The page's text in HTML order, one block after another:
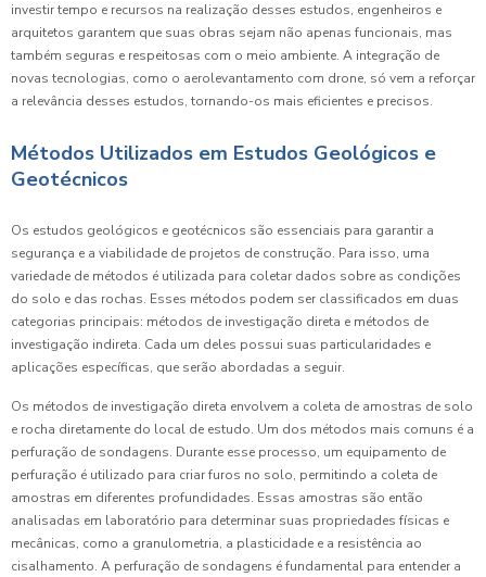
investir tempo e recursos na realização desses estudos, engenheiros e
arquitetos garantem que suas obras sejam não apenas funcionais, mas
também seguras e respeitosas com o meio ambiente. A integração de
novas tecnologias, como o aerolevantamento com drone, só vem a reforçar
a relevância desses estudos, tornando-os mais eficientes e precisos.
Métodos Utilizados em Estudos Geológicos e
Geotécnicos
Os estudos geológicos e geotécnicos são essenciais para garantir a
segurança e a viabilidade de projetos de construção. Para isso, uma
variedade de métodos é utilizada para coletar dados sobre as condições
do solo e das rochas. Esses métodos podem ser classificados em duas
categorias principais: métodos de investigação direta e métodos de
investigação indireta. Cada um deles possui suas particularidades e
aplicações específicas, que serão abordadas a seguir.
Os métodos de investigação direta envolvem a coleta de amostras de solo
e rocha diretamente do local de estudo. Um dos métodos mais comuns é a
perfuração de sondagens. Durante esse processo, um equipamento de
perfuração é utilizado para criar furos no solo, permitindo a coleta de
amostras em diferentes profundidades. Essas amostras são então
analisadas em laboratório para determinar suas propriedades físicas e
mecânicas, como a granulometria, a plasticidade e a resistência ao
cisalhamento. A perfuração de sondagens é fundamental para entender a